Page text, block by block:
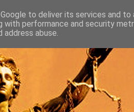
to deliver its services and to
with performance and security
abuse.